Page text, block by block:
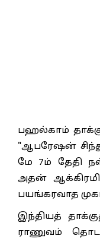
பஹல்காம்
"ஆபரேஷன்
மே 7ம் தேதி
அதன்
பயங்கரவாத
இந்தியத்
ராணுவம்